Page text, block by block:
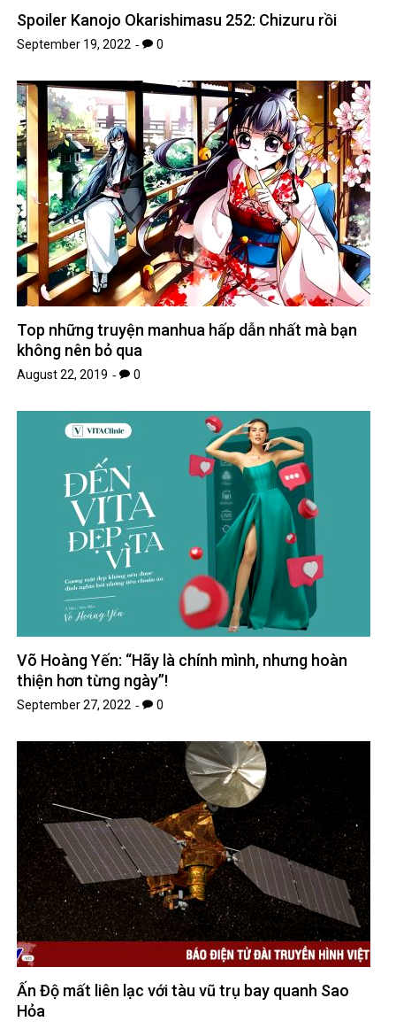
Top những truyện manhua hấp dẫn nhất mà bạn
không nên bỏ qua
August 22, 2019 0
Võ Hoàng Yến: “Hãy là chính mình, nhưng hoàn
thiện hơn từng ngày”!
September 27, 2022 0
Ấn Độ mất liên lạc với tàu vũ trụ bay quanh Sao
Hỏa
October 4, 2022 0
Leave A Reply